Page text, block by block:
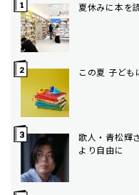
夏休みに本を
この夏 子ども
歌人・青松輝
より自由に